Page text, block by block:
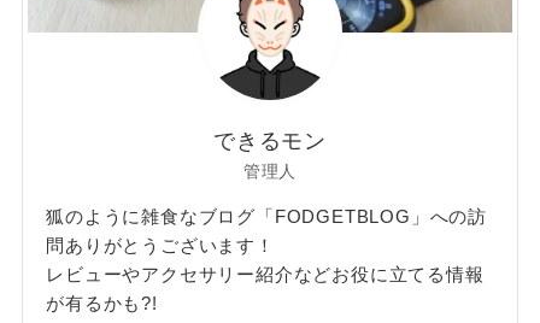
できるモン
管理人
狐のように雑食なブログ「FODGETBLOG」への訪
問ありがとうございます！
レビューやアクセサリー紹介などお役に立てる情報
が有るかも?!